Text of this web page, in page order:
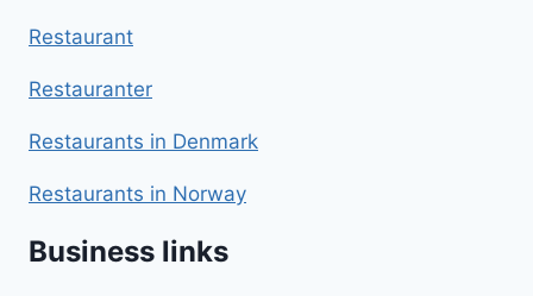
Restaurant
Restauranter
Restaurants in Denmark
Restaurants in Norway
Business links